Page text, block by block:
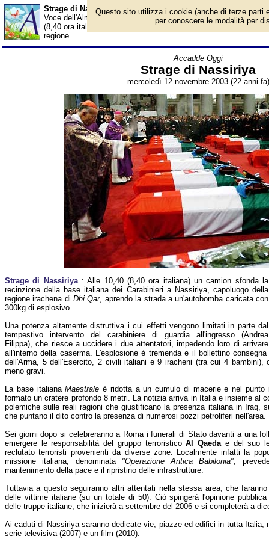
Strage di Nassiriya - Almanacco
Voce dell'Almanacco del 12 novembre, per la rubrica 'Accadde
(8,40 ora italiana) un camion sfonda la recinzione della base
regione...
Accadde Oggi
Strage di Nassiriya
mercoledì 12 novembre 2003 (22 anni fa)
Strage di Nassiriya : Alle 10,40 (8,40 ora italiana) un camion sfonda la
recinzione della base italiana dei Carabinieri a Nassiriya, capoluogo della
regione irachena diDhi Qar, aprendo la strada a un'autobomba caricata con
300kg di esplosivo.
Una potenza altamente distruttiva i cui effetti vengono limitati in parte dal
tempestivo intervento del carabiniere di guardia all'ingresso (Andrea
Filippa), che riesce a uccidere i due attentatori, impedendo loro di arrivare
all'interno della caserma. L'esplosione è tremenda e il bollettino
dell'Arma, 5 dell'Esercito, 2 civili italiani e 9 iracheni (tra cui 4 bambini),
meno gravi.
La base italianaMaestrale è ridotta a un cumulo di macerie e nel
formato un cratere profondo 8 metri. La notizia arriva in Italia e insieme al
polemiche sulle reali ragioni che giustificano la presenza italiana in Iraq,
che puntano il dito contro la presenza di numerosi pozzi petroliferi nell'area.
Sei giorni dopo si celebreranno a Roma i funerali di Stato davanti a una
emergere le responsabilità del gruppo terroristicoAl Qaedae del suo
reclutato terroristi provenienti da diverse zone. Localmente infatti la
missione italiana, denominata "Operazione Antica Babilonia",
mantenimento della pace e il ripristino delle infrastrutture.
Tuttavia a questo seguiranno altri attentati nella stessa area, che
delle vittime italiane (su un totale di 50). Ciò spingerà l'opinione
delle truppe italiane, che inizierà a settembre del 2006 e si completerà a
Ai caduti di Nassiriya saranno dedicate vie, piazze ed edifici in tutta Italia,
serie televisiva (2007) e un film (2010).
Questo sito utilizza i cookie (anche di terze parti
per conoscere le modalità per